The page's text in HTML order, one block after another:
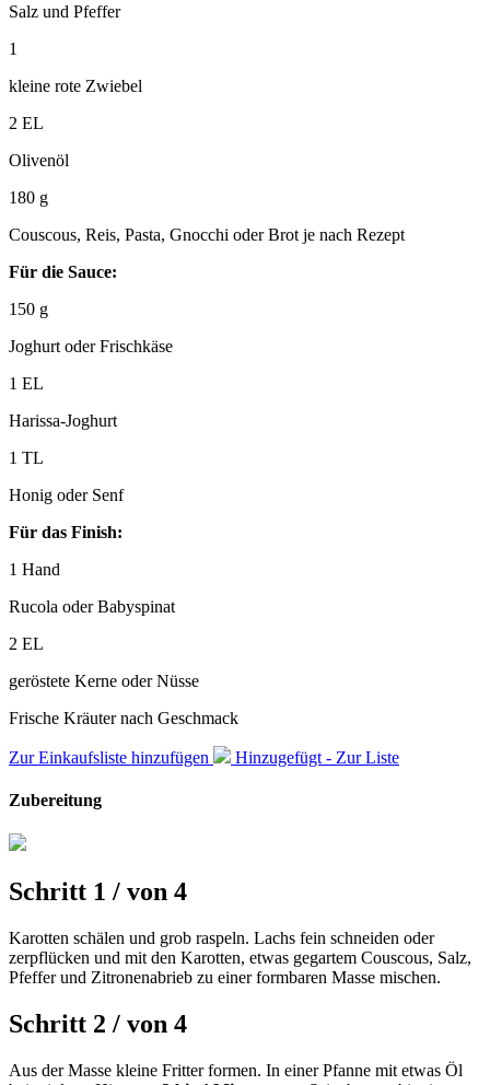
Salz und Pfeffer
1
kleine rote Zwiebel
2 EL
Olivenöl
180 g
Couscous, Reis, Pasta, Gnocchi oder Brot je nach Rezept
Für die Sauce:
150 g
Joghurt oder Frischkäse
1 EL
Harissa-Joghurt
1 TL
Honig oder Senf
Für das Finish:
1 Hand
Rucola oder Babyspinat
2 EL
geröstete Kerne oder Nüsse
Frische Kräuter nach Geschmack
Zur Einkaufsliste hinzufügen Hinzugefügt - Zur Liste
Zubereitung
Schritt 1 / von 4
Karotten schälen und grob raspeln. Lachs fein schneiden oder
zerpflücken und mit den Karotten, etwas gegartem Couscous, Salz,
Pfeffer und Zitronenabrieb zu einer formbaren Masse mischen.
Schritt 2 / von 4
Aus der Masse kleine Fritter formen. In einer Pfanne mit etwas Öl